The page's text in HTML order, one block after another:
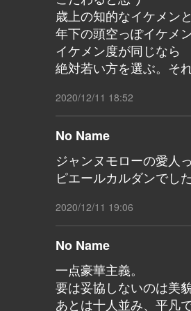
歳上の知的なイケメン
年下の頭空っぽイケメ
イケメン度が同じなら
絶対若い方を選ぶ。そ
2020/12/11 18:52
No Name
ジャンヌモローの愛人
ピエールカルダンでし
2020/12/11 19:06
No Name
一点豪華主義。
要は妥協しないのは美
あとは十人並み、平凡